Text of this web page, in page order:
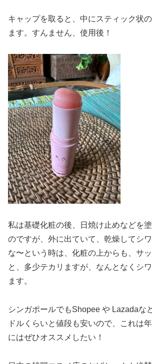
キャップを取ると、中にスティック状
ます。すんません、使用後！
私は基礎化粧の後、日焼け止めなどを
のですが、外に出ていて、乾燥してシ
な〜という時は、化粧の上からも、サ
と、多少テカリますが、なんとなくシ
ます。
シンガポールでもShopee や Lazadaな
ドルくらいと値段も安いので、これは
にはぜひオススメしたい！